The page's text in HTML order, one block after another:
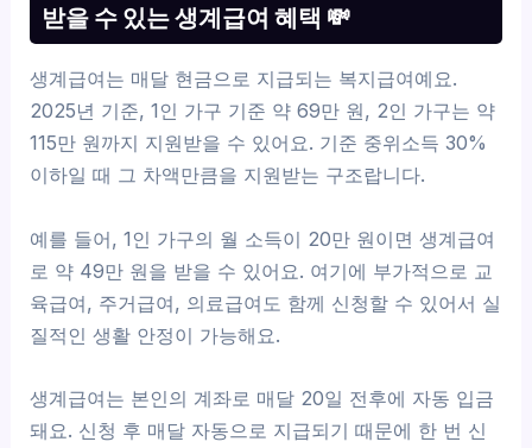
받을 수 있는 생계급여 혜택 💸
생계급여는 매달 현금으로 지급되는 복지급여예요.
2025년 기준, 1인 가구 기준 약 69만 원, 2인 가구는 약
115만 원까지 지원받을 수 있어요. 기준 중위소득 30%
이하일 때 그 차액만큼을 지원받는 구조랍니다.
예를 들어, 1인 가구의 월 소득이 20만 원이면 생계급여
로 약 49만 원을 받을 수 있어요. 여기에 부가적으로 교
육급여, 주거급여, 의료급여도 함께 신청할 수 있어서 실
질적인 생활 안정이 가능해요.
생계급여는 본인의 계좌로 매달 20일 전후에 자동 입금
돼요. 신청 후 매달 자동으로 지급되기 때문에 한 번 신